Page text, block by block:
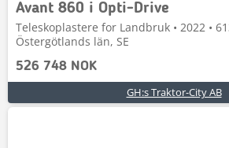
Avant 860 i Opti-Drive
Teleskoplastere for Landbruk • 2022 •
Östergötlands län, SE
526 748 NOK
GH:s Traktor-City AB